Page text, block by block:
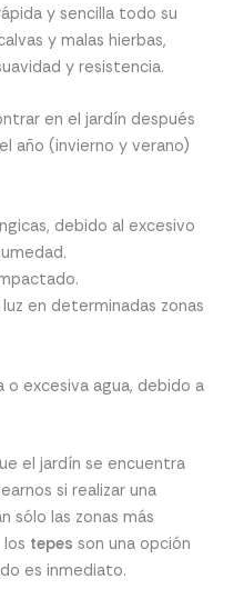
y sencilla todo su
y malas hierbas,
y resistencia.
en el jardín después
año (invierno y verano)
debido al excesivo
en determinadas zonas
o excesiva agua, debido a
el jardín se encuentra
si realizar una
sólo las zonas más
tepes son una opción
es inmediato.